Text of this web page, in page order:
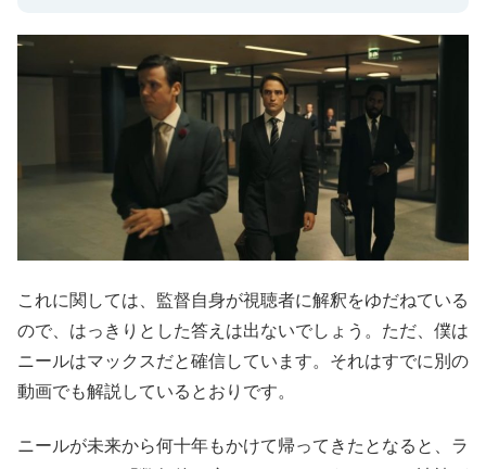
これに関しては、監督自身が視聴者に解釈をゆだねている
ので、はっきりとした答えは出ないでしょう。ただ、僕は
ニールはマックスだと確信しています。それはすでに別の
動画でも解説しているとおりです。
ニールが未来から何十年もかけて帰ってきたとなると、ラ